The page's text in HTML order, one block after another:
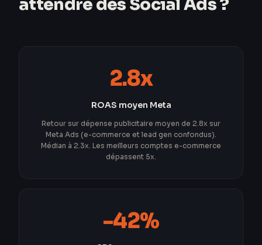
attendre des Social Ads ?
2.8x
ROAS moyen Meta
Retour sur dépense publicitaire moyen de 2.8x sur
Meta Ads (e-commerce et lead gen confondus).
Médian à 2.3x. Les meilleurs comptes e-commerce
dépassent 5x.
-42%